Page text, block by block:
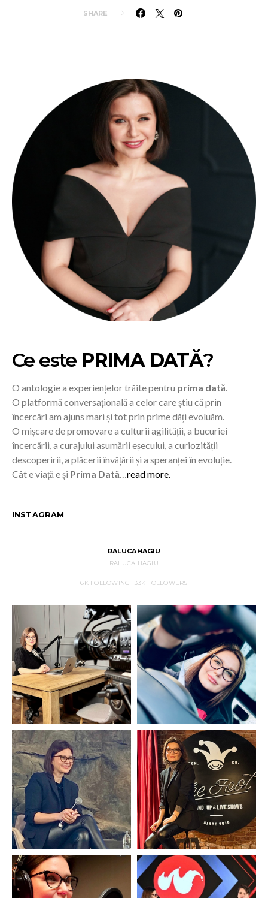
SHARE
Ce este PRIMA DATĂ?
O antologie a experiențelor trăite pentru prima dată
O platformă conversațională a celor care știu că prin
încercări am ajuns mari și tot prin prime dăți evoluăm.
O mișcare de promovare a culturii agilității, a bucuriei
încercării, a curajului asumării eșecului, a curiozității
descoperirii, a plăcerii învățării și a speranței în evoluție.
Cât e viață e și Prima Dată read more.
INSTAGRAM
RALUCAHAGIU
RALUCA HAGIU
6K FOLLOWING 33K FOLLOWERS